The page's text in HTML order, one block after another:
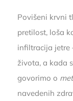
Povišeni krvni
pretilost, loša
infiltracija jetre
života, a kada
govorimo o
navedenih